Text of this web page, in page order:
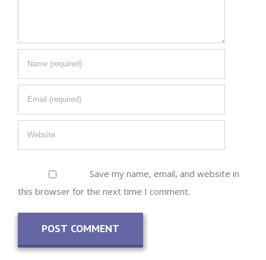
Save my name, email, and website in
this browser for the next time I comment.